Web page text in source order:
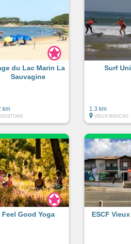
du Lac Marin La
Sauvagine
km
Surf
1.3 km
VIEUX-BOUCAU
Feel Good Yoga ESCF